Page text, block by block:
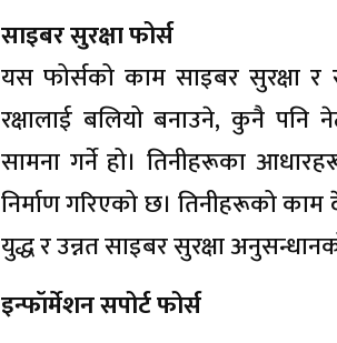
साइबर सुरक्षा फोर्स
यस फोर्सको काम साइबर सुरक्षा र
रक्षालाई बलियो बनाउने, कुनै
सामना गर्ने हो। तिनीहरूका
निर्माण गरिएको छ। तिनीहरूको
युद्ध र उन्नत साइबर सुरक्षा
इन्फॉर्मेशन सपोर्ट फोर्स